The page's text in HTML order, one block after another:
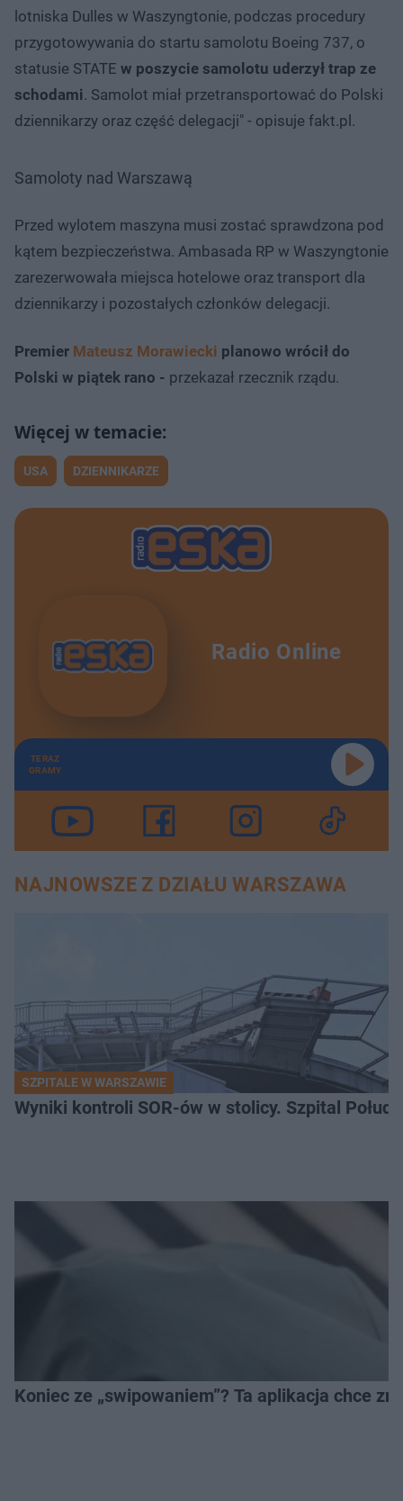
lotniska Dulles w Waszyngtonie, podczas procedury
przygotowywania do startu samolotu Boeing 737, o
statusie STATE w poszycie samolotu uderzył trap ze
schodami. Samolot miał przetransportować do Polski
dziennikarzy oraz część delegacji" - opisuje fakt.pl.
Samoloty nad Warszawą
Przed wylotem maszyna musi zostać sprawdzona pod
kątem bezpieczeństwa. Ambasada RP w Waszyngtonie
zarezerwowała miejsca hotelowe oraz transport dla
dziennikarzy i pozostałych członków delegacji.
Premier Mateusz Morawiecki planowo wrócił do
Polski w piątek rano - przekazał rzecznik rządu.
USA DZIENNIKARZE
Radio Online
TERAZ
GRAMY
NAJNOWSZE Z DZIAŁU WARSZAWA
SZPITALE W WARSZAWIE
Wyniki kontroli SOR-ów w stolicy. Szpital
Koniec ze „swipowaniem”? Ta aplikacja chce